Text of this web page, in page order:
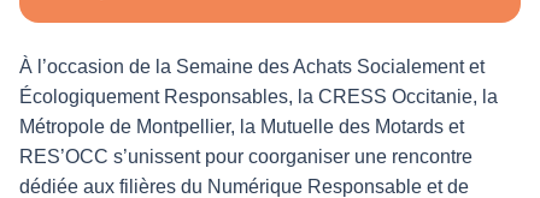
À l’occasion de la Semaine des Achats Socialement et
Écologiquement Responsables, la CRESS Occitanie, la
Métropole de Montpellier, la Mutuelle des Motards et
RES’OCC s’unissent pour coorganiser une rencontre
dédiée aux filières du Numérique Responsable et de